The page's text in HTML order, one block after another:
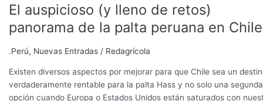
El auspicioso (y lleno de retos)
panorama de la palta peruana en Chile
.Perú, Nuevas Entradas / Redagrícola
Existen diversos aspectos por mejorar para que Chile sea un
verdaderamente rentable para la palta Hass y no solo una segunda
opción cuando Europa o Estados Unidos están saturados con
Chile